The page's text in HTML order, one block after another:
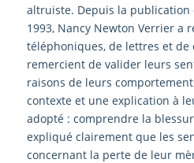
altruiste. Depuis la
1993, Nancy Newton Verrier a
téléphoniques, de lettres et de
remercient de valider leurs
raisons de leurs
contexte et une explication à
adopté : comprendre la
expliqué clairement que les
concernant la perte de leur